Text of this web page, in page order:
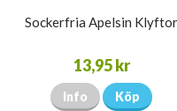
Sockerfria Apelsin Klyftor
13,95 kr
Info Köp